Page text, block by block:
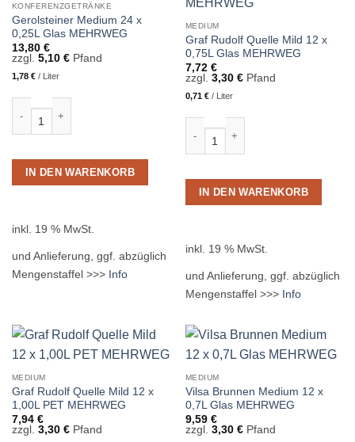
KONFERENZGETRÄNKE
Gerolsteiner Medium 24 x
0,25L Glas MEHRWEG
13,80 €
zzgl. 5,10 €Pfand
1,78 €/ Liter
Gerolsteiner Medium 24 x 0,25L Glas MEHRWEG Menge
IN DEN WARENKORB
inkl. 19 % MwSt.
und Anlieferung, ggf. abzüglich
Mengenstaffel >>> Info
MEDIUM
Graf Rudolf Quelle Mild 12 x
0,75L Glas MEHRWEG
7,72 €
zzgl. 3,30 €Pfand
0,71 €/ Liter
IN DEN WARENKORB
inkl. 19 % MwSt.
und Anlieferung, ggf. abzüglich
Mengenstaffel >>> Info
MEDIUM
Graf Rudolf Quelle Mild 12 x
1,00L PET MEHRWEG
7,94 €
zzgl. 3,30 €Pfand
MEDIUM
Vilsa Brunnen Medium 12 x
0,7L Glas MEHRWEG
9,59 €
zzgl. 3,30 €Pfand